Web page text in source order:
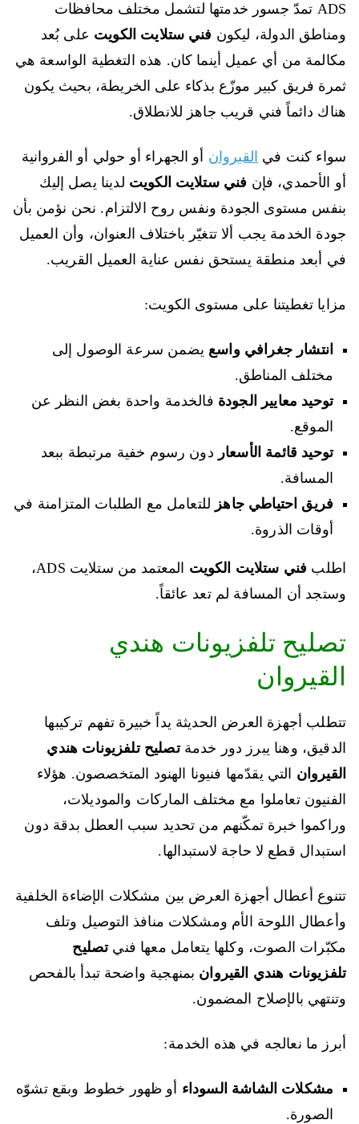
ADS تمدّ جسور خدمتها لتشمل مختلف محافظات
ومناطق الدولة، ليكون فني ستلايت الكويت على بُعد
مكالمة من أي عميل أينما كان. هذه التغطية الواسعة هي
ثمرة فريق كبير موزّع بذكاء على الخريطة، بحيث يكون
هناك دائماً فني قريب جاهز للانطلاق.
سواء كنت في القيروان أو الجهراء أو حولي أو الفروانية
أو الأحمدي، فإن فني ستلايت الكويت لدينا يصل إليك
بنفس مستوى الجودة ونفس روح الالتزام. نحن نؤمن بأن
جودة الخدمة يجب ألا تتغيّر باختلاف العنوان، وأن العميل
في أبعد منطقة يستحق نفس عناية العميل القريب.
مزايا تغطيتنا على مستوى الكويت:
انتشار جغرافي واسع يضمن سرعة الوصول إلى
مختلف المناطق.
توحيد معايير الجودة فالخدمة واحدة بغض النظر عن
الموقع.
توحيد قائمة الأسعار دون رسوم خفية مرتبطة ببعد
المسافة.
فريق احتياطي جاهز للتعامل مع الطلبات المتزامنة في
أوقات الذروة.
اطلب فني ستلايت الكويت
المعتمد من ستلايت ADS،
وستجد أن المسافة لم تعد عائقاً.
تصليح تلفزيونات هندي
القيروان
تتطلب أجهزة العرض الحديثة يداً خبيرة تفهم تركيبها
الدقيق، وهنا يبرز دور خدمةتصليح تلفزيونات هندي
القيروان التي يقدّمها فنيونا الهنود المتخصصون. هؤلاء
الفنيون تعاملوا مع مختلف الماركات والموديلات،
وراكموا خبرة تمكّنهم من تحديد سبب العطل بدقة دون
استبدال قطع لا حاجة لاستبدالها.
تتنوع أعطال أجهزة العرض بين مشكلات الإضاءة الخلفية
وأعطال اللوحة الأم ومشكلات منافذ التوصيل وتلف
مكبّرات الصوت، وكلها يتعامل معها فنيتصليح
تلفزيونات هندي القيروان بمنهجية واضحة تبدأ بالفحص
وتنتهي بالإصلاح المضمون.
أبرز ما نعالجه في هذه الخدمة:
مشكلات الشاشة السوداء أو ظهور خطوط وبقع تشوّه
الصورة.